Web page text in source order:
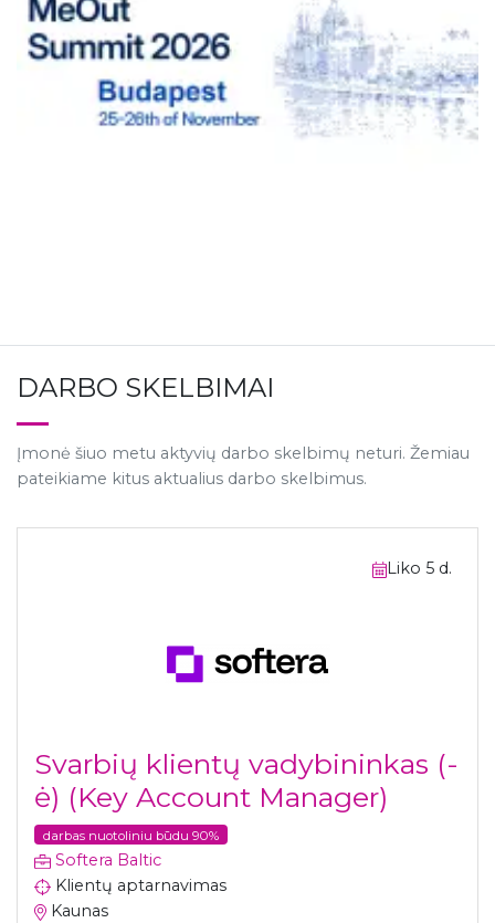
DARBO SKELBIMAI
Įmonė šiuo metu aktyvių darbo skelbimų neturi. Žemiau
pateikiame kitus aktualius darbo skelbimus.
Liko 5 d.
Svarbių klientų vadybininkas (-
ė) (Key Account Manager)
darbas nuotoliniu būdu 90%
Softera Baltic
Klientų aptarnavimas
Kaunas